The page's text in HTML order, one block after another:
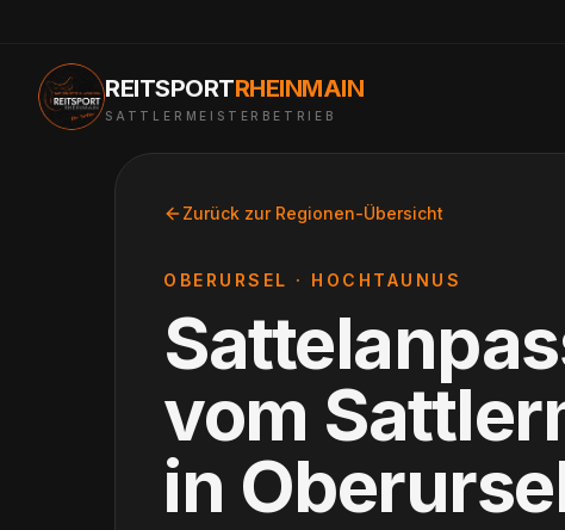
REITSPORTRHEINMAIN
SATTLERMEISTERBETRIEB
Zurück zur Regionen-Übersicht
OBERURSEL · HOCHTAUNUS
vom
in